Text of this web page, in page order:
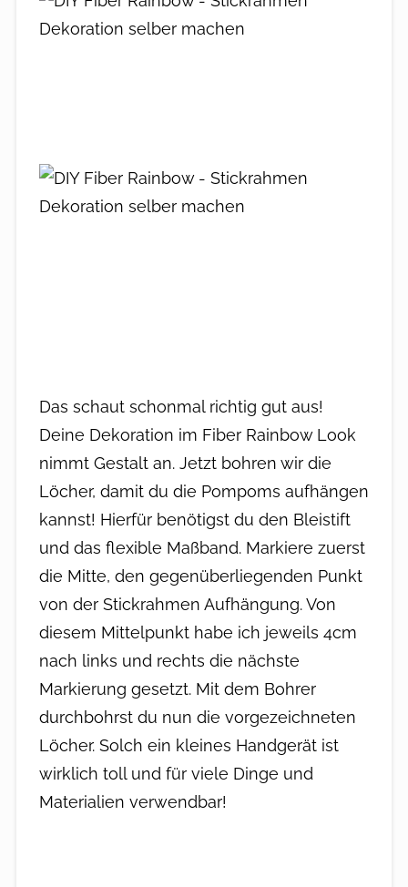
Das schaut schonmal richtig gut aus!
Deine Dekoration im Fiber Rainbow Look
nimmt Gestalt an. Jetzt bohren wir die
Löcher, damit du die Pompoms aufhängen
kannst! Hierfür benötigst du den Bleistift
und das flexible Maßband. Markiere zuerst
die Mitte, den gegenüberliegenden Punkt
von der Stickrahmen Aufhängung. Von
diesem Mittelpunkt habe ich jeweils 4cm
nach links und rechts die nächste
Markierung gesetzt. Mit dem Bohrer
durchbohrst du nun die vorgezeichneten
Löcher. Solch ein kleines Handgerät ist
wirklich toll und für viele Dinge und
Materialien verwendbar!